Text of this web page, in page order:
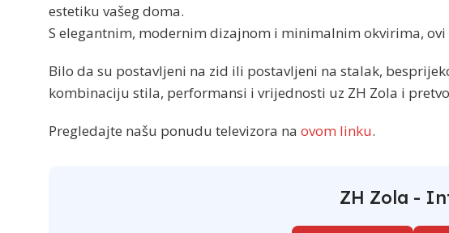
estetiku vašeg doma.
S elegantnim, modernim dizajnom i minimalnim okvirima,
Bilo da su postavljeni na zid ili postavljeni na stalak,
kombinaciju stila, performansi i vrijednosti uz ZH Zola i
Pregledajte našu ponudu televizora na ovom linku.
ZH Zola -